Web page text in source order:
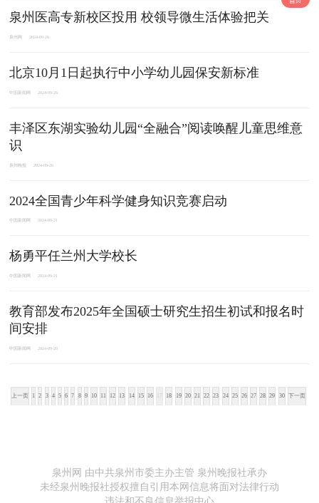
泉州医高专新校区投用 校领导微生活体验把关
泉州网 2024-09-26
北京10月1日起执行中小学幼儿园保安新标准
中国新闻网 2024-09-26
丰泽区东湖实验幼儿园“全融合”阅读唤醒儿童思维意
识
泉州晚报 2024-09-26
2024全国青少年科学健身知识竞赛启动
中国新闻网 2024-09-21
杨勇平任兰州大学校长
中国新闻网 2024-09-21
教育部发布2025年全国硕士研究生招生初试和报名时
间安排
中国新闻网 2024-09-20
上一页 1 2 3 4 5 6 7 8 9 10 11 12 13 14 15 16 18 19 20 21 22 23 24 25 26 27 28 29 30 下一页
泉州网 由中共泉州市委主办主管 泉州晚报社承办
未经泉州晚报社授权擅自引用本网信息将面对法律行动